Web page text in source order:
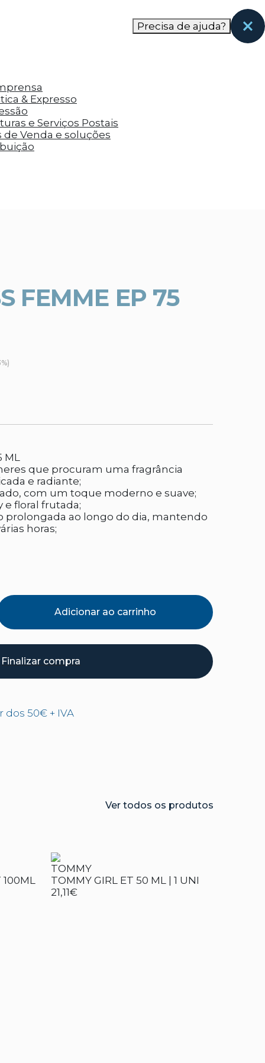
páginas que eles visitaram antes e analisar a
Precisa de ajuda?
& Expresso
e Serviços Postais
de Venda e soluções
FEMME EP 75
ML
que procuram uma fragrância
e radiante;
com um toque moderno e suave;
e floral frutada;
prolongada ao longo do dia, mantendo
horas;
Adicionar ao carrinho
Finalizar compra
50€ + IVA
Ver todos os produtos
TOMMY
TOMMY GIRL ET 50 ML | 1 UNI
21,11€